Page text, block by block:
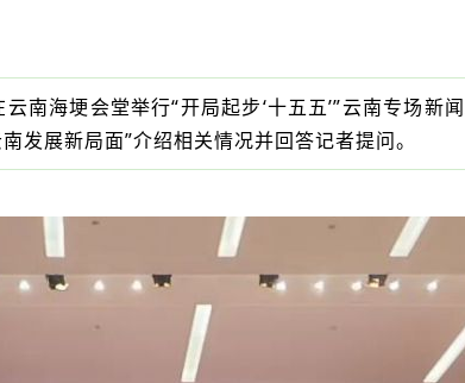
南海埂会堂举行“开局起步‘十五五’”云南专场新
发展新局面”介绍相关情况并回答记者提问。